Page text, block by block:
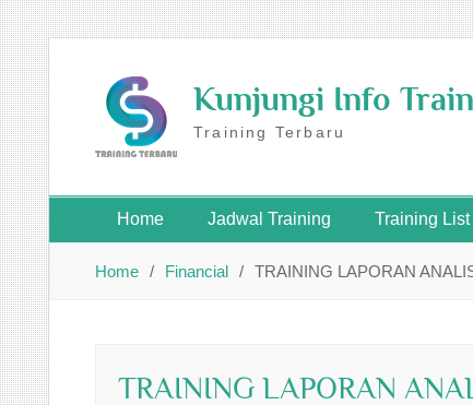
Skip
to
content
Kunjungi Info
Training Terbaru
Home Jadwal Training Training List
Home Financial TRAINING LAPORAN
TRAINING LAPORAN